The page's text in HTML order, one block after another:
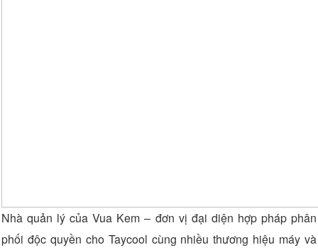
Nhà quản lý của Vua Kem – đơn vị đại diện hợp pháp phân
phối độc quyền cho Taycool cùng nhiều thương hiệu máy và